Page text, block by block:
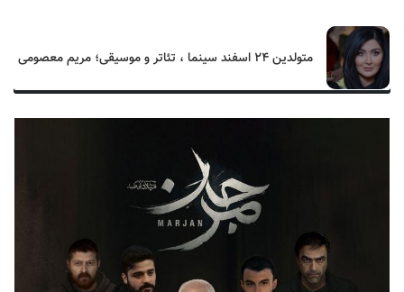
متولدین ۲۴ اسفند سینما ، تئاتر و موسیقی؛ مریم معصومی